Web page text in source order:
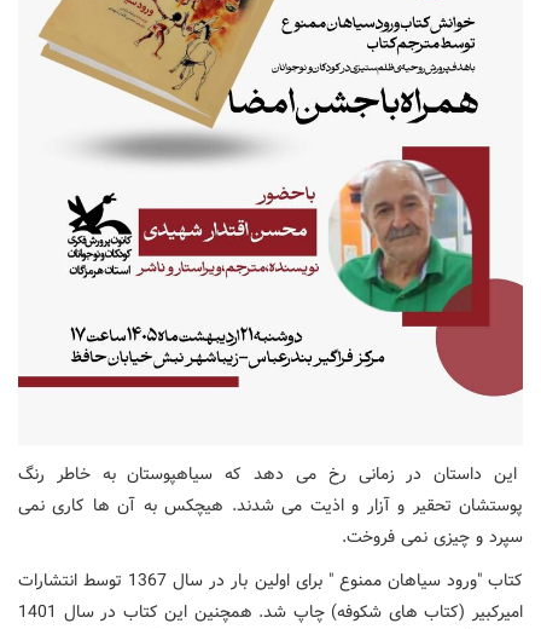
این داستان در زمانی رخ می دهد که سیاهپوستان به خاطر رنگ
پوستشان تحقیر و آزار و اذیت می شدند. هیچکس به آن ها کاری نمی
سپرد و چیزی نمی فروخت.
کتاب "ورود سیاهان ممنوع " برای اولین بار در سال 1367 توسط انتشارات
امیرکبیر (کتاب های شکوفه) چاپ شد. همچنین این کتاب در سال 1401